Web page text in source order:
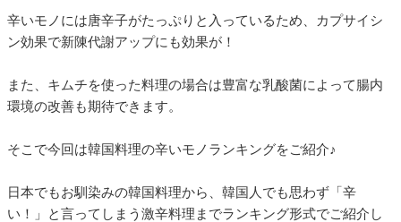
辛いモノには唐辛子がたっぷりと入っているため、カプサイシ
ン効果で新陳代謝アップにも効果が！
また、キムチを使った料理の場合は豊富な乳酸菌によって腸内
環境の改善も期待できます。
そこで今回は韓国料理の辛いモノランキングをご紹介♪
日本でもお馴染みの韓国料理から、韓国人でも思わず「辛
い！」と言ってしまう激辛料理までランキング形式でご紹介し